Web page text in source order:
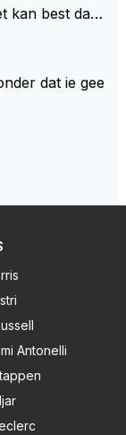
kan best dat
tijd zonder r
dat ie gee
Antonelli